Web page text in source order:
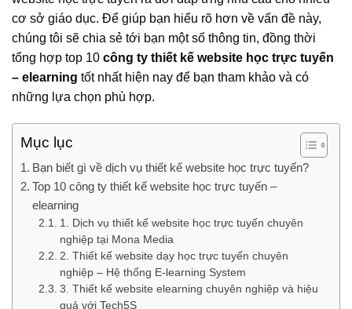
cơ sở giáo dục. Để giúp bạn hiểu rõ hơn về vấn đề này,
chúng tôi sẽ chia sẻ tới bạn một số thông tin, đồng thời
tổng hợp top 10 công ty thiết kế website học trực tuyến
– elearning tốt nhất hiện nay để bạn tham khảo và có
những lựa chọn phù hợp.
Mục lục
Bạn biết gì về dịch vụ thiết kế website học trực tuyến?
Top 10 công ty thiết kế website học trực tuyến –
elearning
1. Dịch vụ thiết kế website học trực tuyến chuyên
nghiệp tại Mona Media
2. Thiết kế website dạy học trực tuyến chuyên
nghiệp – Hệ thống E-learning System
3. Thiết kế website elearning chuyên nghiệp và hiệu
quả với Tech5S